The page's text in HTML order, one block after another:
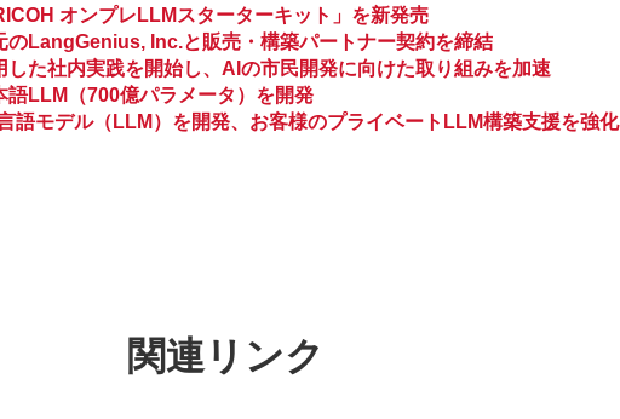
オンプレLLMスターターキット」を新発売
LangGenius, Inc.と販売・構築パートナー契約を締結
た社内実践を開始し、AIの市民開発に向けた取り組みを加速
語LLM（700億パラメータ）を開発
語モデル（LLM）を開発、お客様のプライベートLLM構築支援を強化
関連リンク